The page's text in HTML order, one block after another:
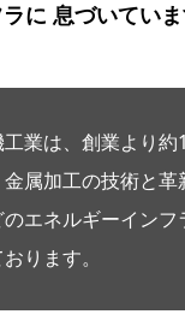
に 息づいていま
業は、創業より
属加工の技術と革
エネルギーイン
ります。